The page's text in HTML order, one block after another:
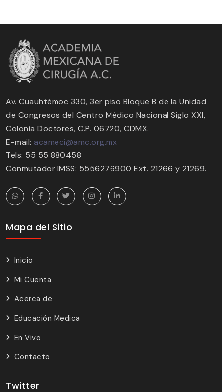
Av. Cuauhtémoc 330, 3er piso Bloque B de la Unidad
de Congresos del Centro Médico Nacional Siglo XXI,
Colonia Doctores, C.P. 06720, CDMX.
E-mail: acameci@amc.org.mx
Tels: 55 55 880458
Conmutador IMSS: 5556276900 Ext. 21266 y 21269.
Mapa del Sitio
Inicio
Mi Cuenta
Acerca de
Educación Medica
En Vivo
Contacto
Twitter